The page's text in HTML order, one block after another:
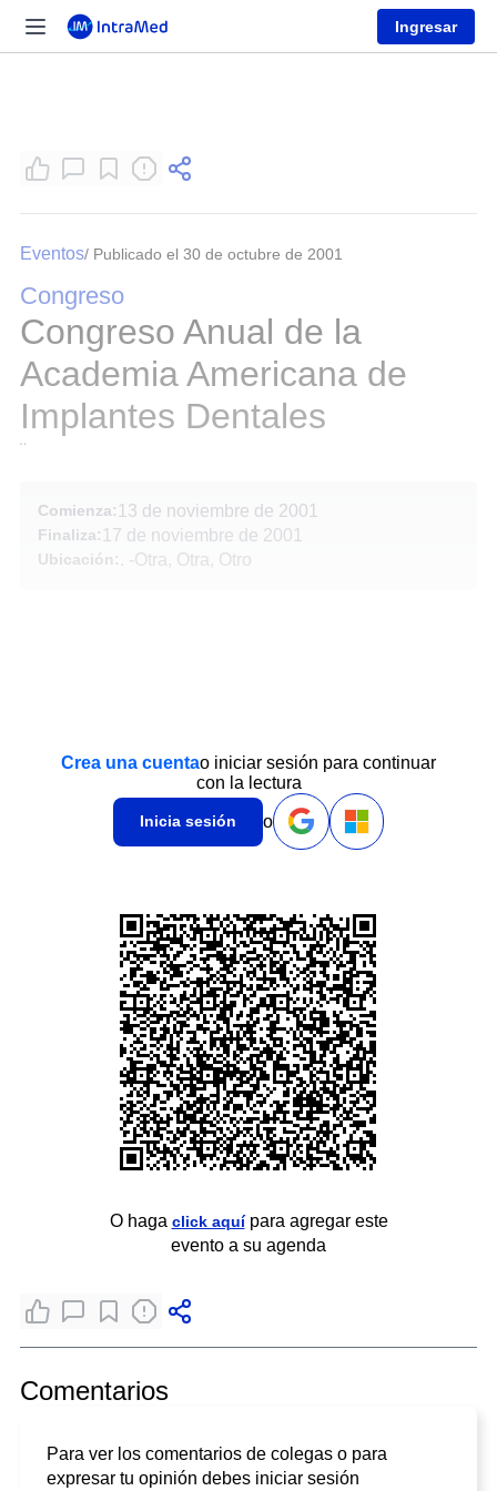
Ingresar
Eventos/ Publicado el 30 de octubre de 2001
Congreso
Congreso Anual de la
Academia Americana de
Implantes Dentales
¨
Comienza: 13 de noviembre de 2001
Finaliza: 17 de noviembre de 2001
Ubicación: . -Otra, Otra, Otro
Crea una cuentao iniciar sesión para continuar
con la lectura
Inicia sesión o
O haga click aquípara agregar este
evento a su agenda
Comentarios
Para ver los comentarios de colegas o para
expresar tu opinión debes iniciar sesión